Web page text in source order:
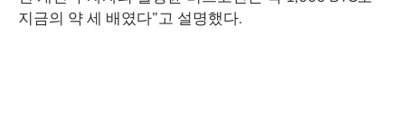
지금의 약 세 배였다”고 설명했다.